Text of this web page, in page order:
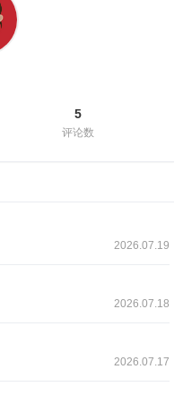
5
评论数
2026.07.19
2026.07.18
2026.07.17